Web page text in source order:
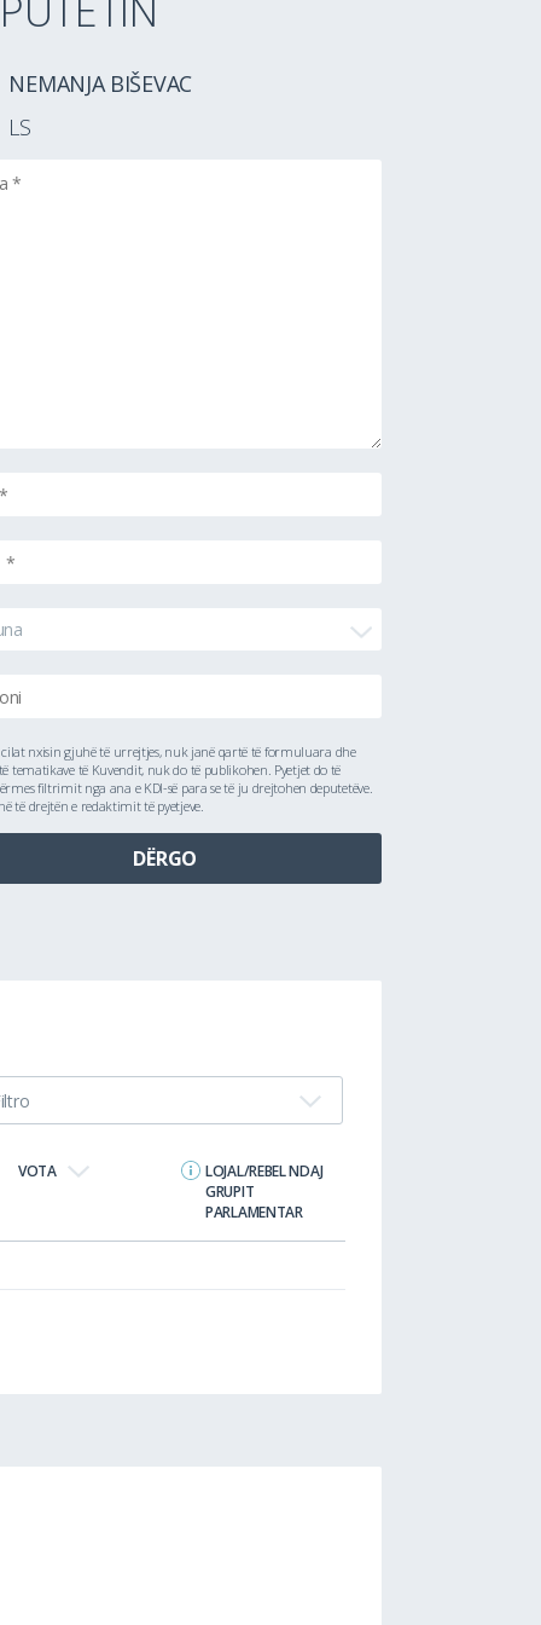
NEMANJA BIŠEVAC
LS
cilat nxisin gjuhë të urrejtjes, nuk janë qartë të formuluara dhe
tematikave të Kuvendit, nuk do të publikohen. Pyetjet do të
filtrimit nga ana e KDI-së para se të ju drejtohen deputetëve.
të drejtën e redaktimit të pyetjeve.
VOTA
LOJAL/REBEL NDAJ
GRUPIT
PARLAMENTAR